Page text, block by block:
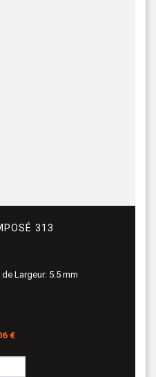
313
Largeur: 5.5 mm
€